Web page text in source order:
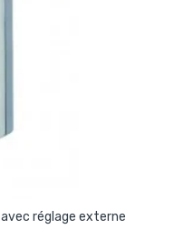
réglage externe